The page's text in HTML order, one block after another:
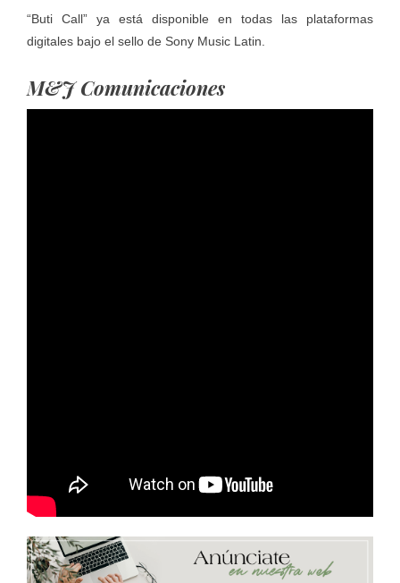
“Buti Call” ya está disponible en todas las plataformas
digitales bajo el sello de Sony Music Latin.
M&J Comunicaciones